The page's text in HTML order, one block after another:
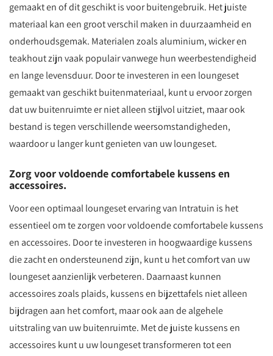
gemaakt en of dit geschikt is voor buitengebruik. Het juiste
materiaal kan een groot verschil maken in duurzaamheid en
onderhoudsgemak. Materialen zoals aluminium, wicker en
teakhout zijn vaak populair vanwege hun weerbestendigheid
en lange levensduur. Door te investeren in een loungeset
gemaakt van geschikt buitenmateriaal, kunt u ervoor zorgen
dat uw buitenruimte er niet alleen stijlvol uitziet, maar ook
bestand is tegen verschillende weersomstandigheden,
waardoor u langer kunt genieten van uw loungeset.
Zorg voor voldoende comfortabele kussens en
accessoires.
Voor een optimaal loungeset ervaring van Intratuin is het
essentieel om te zorgen voor voldoende comfortabele kussens
en accessoires. Door te investeren in hoogwaardige kussens
die zacht en ondersteunend zijn, kunt u het comfort van uw
loungeset aanzienlijk verbeteren. Daarnaast kunnen
accessoires zoals plaids, kussens en bijzettafels niet alleen
bijdragen aan het comfort, maar ook aan de algehele
uitstraling van uw buitenruimte. Met de juiste kussens en
accessoires kunt u uw loungeset transformeren tot een